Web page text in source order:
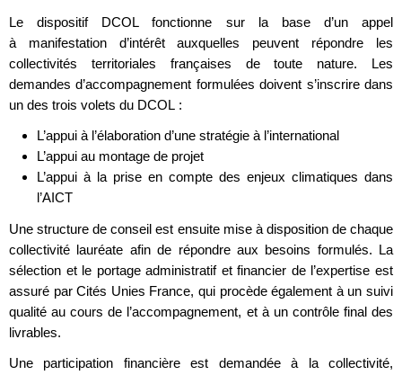
Le dispositif DCOL fonctionne sur la base d’un appel
à manifestation d’intérêt auxquelles peuvent répondre les
collectivités territoriales françaises de toute nature. Les
demandes d’accompagnement formulées doivent s’inscrire dans
un des trois volets du DCOL :
L’appui à l’élaboration d’une stratégie à l’international
L’appui au montage de projet
L’appui à la prise en compte des enjeux climatiques dans
l’AICT
Une structure de conseil est ensuite mise à disposition de chaque
collectivité lauréate afin de répondre aux besoins formulés. La
sélection et le portage administratif et financier de l’expertise est
assuré par Cités Unies France, qui procède également à un suivi
qualité au cours de l’accompagnement, et à un contrôle final des
livrables.
Une participation financière est demandée à la collectivité,